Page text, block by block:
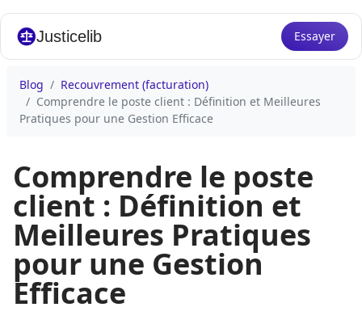
Justicelib Essayer
Blog
Recouvrement (facturation)
Comprendre le poste client : Définition et Meilleures
Pratiques pour une Gestion Efficace
Comprendre le poste
client : Définition et
Meilleures Pratiques
pour une Gestion
Efficace